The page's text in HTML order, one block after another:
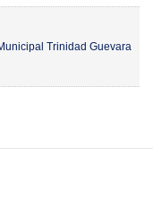
Trinidad Guevara